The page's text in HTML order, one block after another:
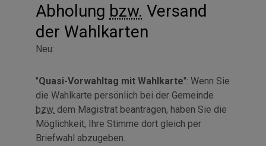
Abholung bzw. Versand
der Wahlkarten
Neu:
"Quasi-Vorwahltag mit Wahlkarte": Wenn Sie
die Wahlkarte persönlich bei der Gemeinde
bzw. dem Magistrat beantragen, haben Sie die
Möglichkeit, Ihre Stimme dort gleich per
Briefwahl abzugeben.